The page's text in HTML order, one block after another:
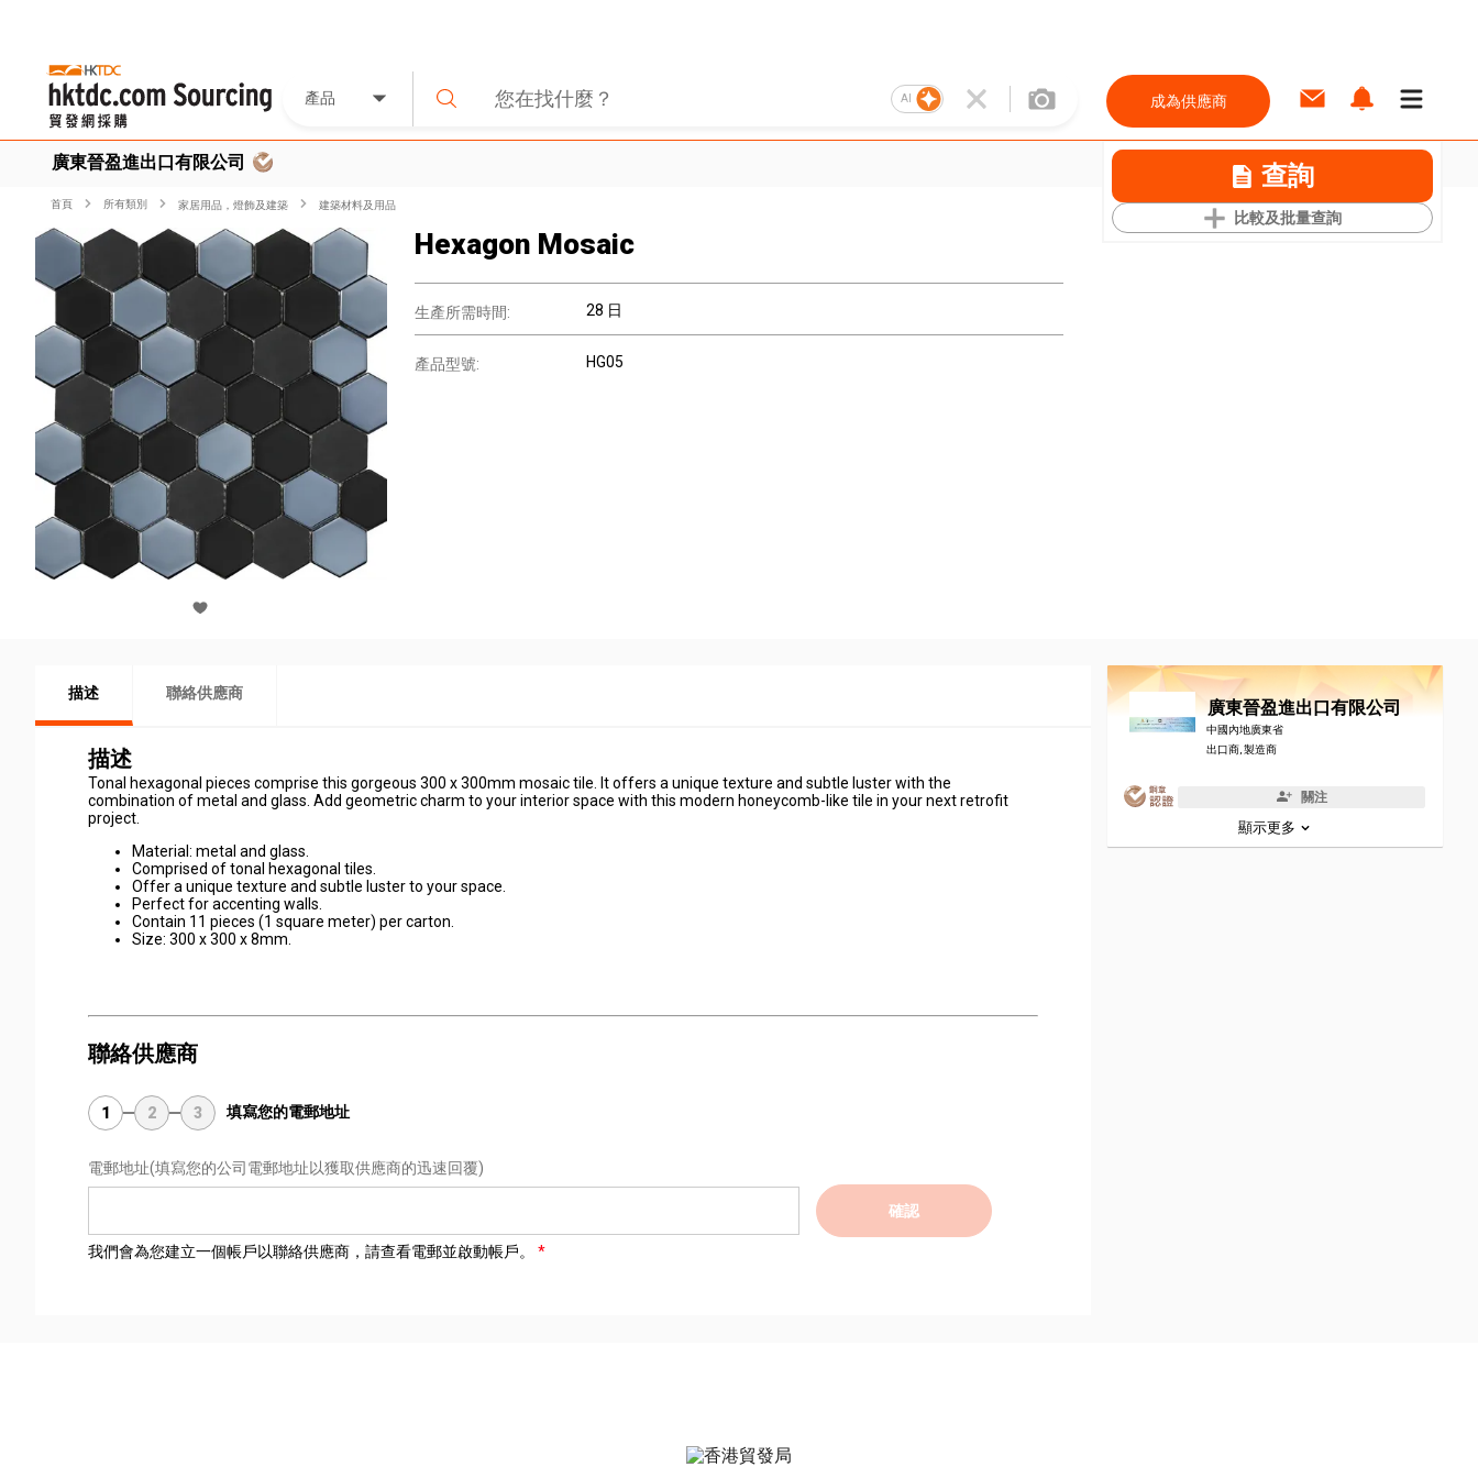
產品 AI 成為供應商
廣東晉盈進出口有限公司 查詢
比較及批量查詢
首頁 所有類別 家居用品，燈飾及建築 建築材料及用品
Hexagon Mosaic
生產所需時間: 28 日
產品型號: HG05
描述 聯絡供應商
描述
Tonal hexagonal pieces comprise this gorgeous 300 x 300mm mosaic tile. It offers a unique texture and subtle luster with the
combination of metal and glass. Add geometric charm to your interior space with this modern honeycomb-like tile in your next retrofit
project.
Material: metal and glass.
Comprised of tonal hexagonal tiles.
Offer a unique texture and subtle luster to your space.
Perfect for accenting walls.
Contain 11 pieces (1 square meter) per carton.
Size: 300 x 300 x 8mm.
聯絡供應商
1 2 3 填寫您的電郵地址
電郵地址(填寫您的公司電郵地址以獲取供應商的迅速回覆)
確認
我們會為您建立一個帳戶以聯絡供應商，請查看電郵並啟動帳戶。
廣東晉盈進出口有限公司
中國內地廣東省
出口商, 製造商
關注
顯示更多